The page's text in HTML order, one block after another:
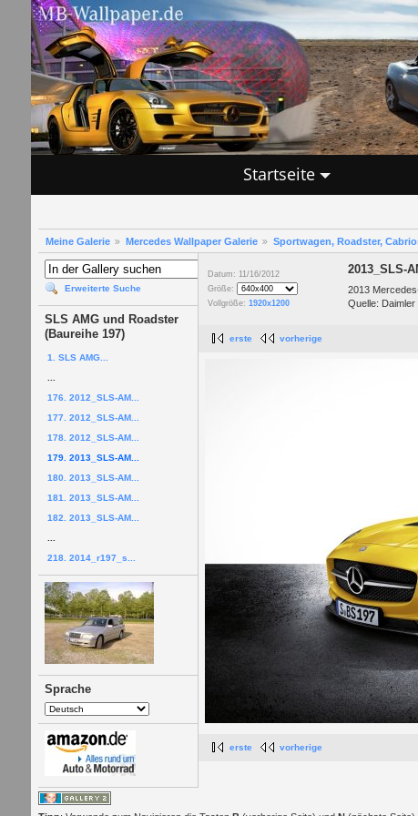
Startseite
Meine Galerie Mercedes Wallpaper Galerie Sportwagen, Roadster,
Erweiterte Suche
SLS AMG und Roadster
(Baureihe 197)
1. SLS AMG...
176. 2012_SLS-AM...
177. 2012_SLS-AM...
178. 2012_SLS-AM...
179. 2013_SLS-AM...
180. 2013_SLS-AM...
181. 2013_SLS-AM...
182. 2013_SLS-AM...
218. 2014_r197_s...
Sprache
Datum: 11/16/2012
Größe:
Vollgröße: 1920x1200
2013_SLS-
2013
Quelle: Daimler
erste vorherige
erste vorherige